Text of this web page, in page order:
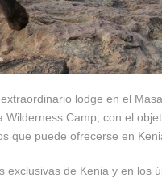
lodge en el
Camp, con el
que puede ofrecerse en
exclusivas de Kenia y en los